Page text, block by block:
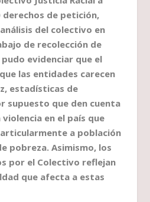
derechos de petición,
del colectivo en
de recolección de
evidenciar que el
las entidades carecen
estadísticas de
supuesto que den cuenta
en el país que
a población
pobreza. Asimismo, los
por el Colectivo reflejan
que afecta a estas